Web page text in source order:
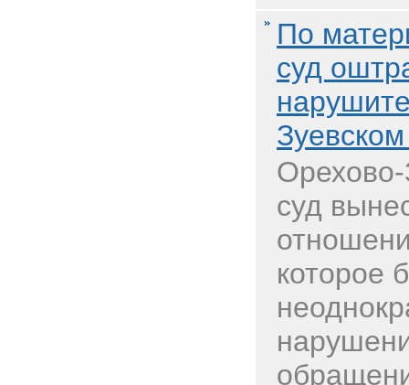
По
суд
Орехово-
суд
которое